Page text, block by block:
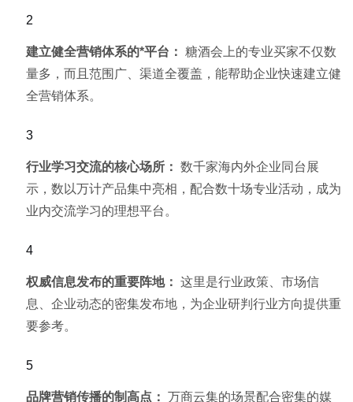
建立健全营销体系的*平台： 糖酒会上的专业买家不仅数
量多，而且范围广、渠道全覆盖，能帮助企业快速建立健
全营销体系。
行业学习交流的核心场所： 数千家海内外企业同台展
示，数以万计产品集中亮相，配合数十场专业活动，成为
业内交流学习的理想平台。
权威信息发布的重要阵地： 这里是行业政策、市场信
息、企业动态的密集发布地，为企业研判行业方向提供重
要参考。
品牌营销传播的制高点： 万商云集的场景配合密集的媒